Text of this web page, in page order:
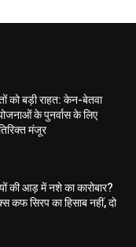
को बड़ी राहत: केन-बेतवा
के पुनर्वास के लिए
मंजूर
की आड़ में नशे का कारोबार?
सिरप का हिसाब नहीं, दो